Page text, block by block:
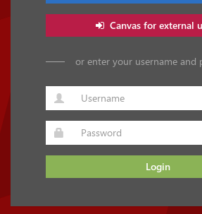
Canvas for external
or enter your username and
Login